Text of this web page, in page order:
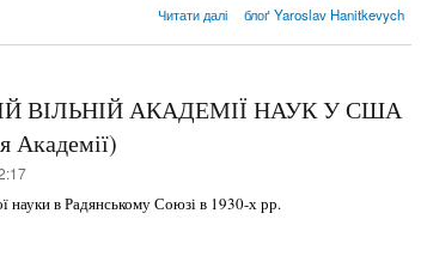
Читати далі
про Євген Озаркевич – один із
української медицини (До 150-
блоґ Yaroslav Hanitkevych
ВІЛЬНІЙ АКАДЕМІЇ НАУК У США
Академії)
науки в Радянсько­му Союзі в 1930-х рр.